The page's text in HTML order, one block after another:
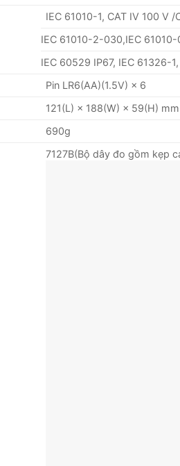
IEC 61010-1, CAT IV 100 V
IEC 61010-2-030,IEC 61010-
IEC 60529 IP67, IEC 61326-
Pin LR6(AA)(1.5V) × 6
121(L) × 188(W) × 59(H) mm
690g
7127B(Bộ dây đo gồm kẹp